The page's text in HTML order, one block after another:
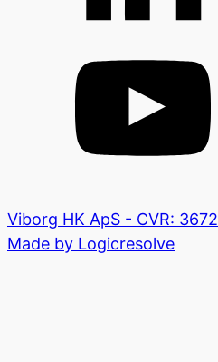
Viborg HK ApS - CVR:
Made by Logicresolve